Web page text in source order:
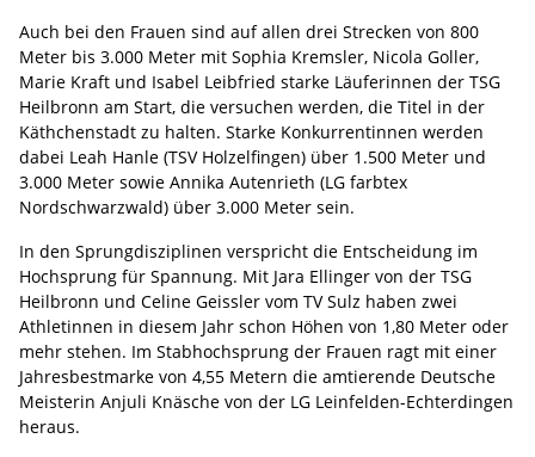
Auch bei den Frauen sind auf allen drei Strecken von 800
Meter bis 3.000 Meter mit Sophia Kremsler, Nicola Goller,
Marie Kraft und Isabel Leibfried starke Läuferinnen der TSG
Heilbronn am Start, die versuchen werden, die Titel in der
Käthchenstadt zu halten. Starke Konkurrentinnen werden
dabei Leah Hanle (TSV Holzelfingen) über 1.500 Meter und
3.000 Meter sowie Annika Autenrieth (LG farbtex
Nordschwarzwald) über 3.000 Meter sein.
In den Sprungdisziplinen verspricht die Entscheidung im
Hochsprung für Spannung. Mit Jara Ellinger von der TSG
Heilbronn und Celine Geissler vom TV Sulz haben zwei
Athletinnen in diesem Jahr schon Höhen von 1,80 Meter oder
mehr stehen. Im Stabhochsprung der Frauen ragt mit einer
Jahresbestmarke von 4,55 Metern die amtierende Deutsche
Meisterin Anjuli Knäsche von der LG Leinfelden-Echterdingen
heraus.